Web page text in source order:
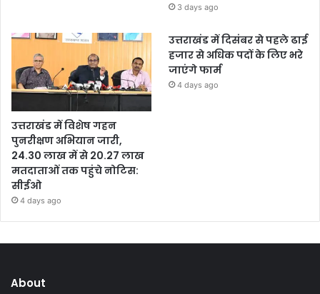
3 days ago
उत्तराखंड में विशेष गहन
पुनरीक्षण अभियान जारी,
24.30 लाख में से 20.27 लाख
मतदाताओं तक पहुंचे नोटिस:
सीईओ
4 days ago
उत्तराखंड में दिसंबर से पहले ढाई
हजार से अधिक पदों के लिए भरे
जाएंगे फार्म
4 days ago
About